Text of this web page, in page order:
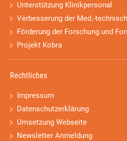
Unterstützung Klinikpersonal
Verbesserung der Med.-
Förderung der Forschung und
Projekt Kobra
Rechtliches
Impressum
Datenschutzerklärung
Umsetzung Webseite
Newsletter Anmeldung